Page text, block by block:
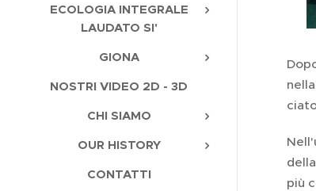
ECOLOGIA INTEGRALE
LAUDATO SI'
GIONA
NOSTRI VIDEO 2D - 3D
CHI SIAMO
OUR HISTORY
CONTATTI
più